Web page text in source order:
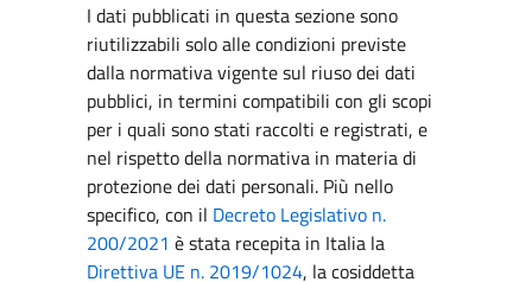
I dati pubblicati in questa sezione sono
riutilizzabili solo alle condizioni previste
dalla normativa vigente sul riuso dei dati
pubblici, in termini compatibili con gli scopi
per i quali sono stati raccolti e registrati, e
nel rispetto della normativa in materia di
protezione dei dati personali. Più nello
specifico, con il Decreto Legislativo n.
200/2021 è stata recepita in Italia la
Direttiva UE n. 2019/1024, la cosiddetta